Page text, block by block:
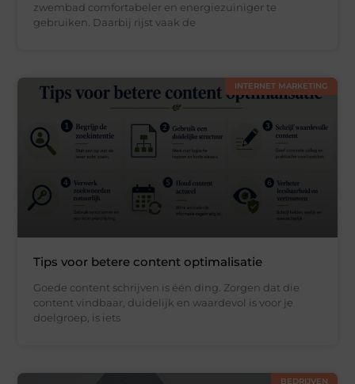
zwembad comfortabeler en energiezuiniger te
gebruiken. Daarbij rijst vaak de
INTERNET MARKETING
Tips voor betere content optimalisatie
Goede content schrijven is één ding. Zorgen dat die
content vindbaar, duidelijk en waardevol is voor je
doelgroep, is iets
BEDRIJVEN